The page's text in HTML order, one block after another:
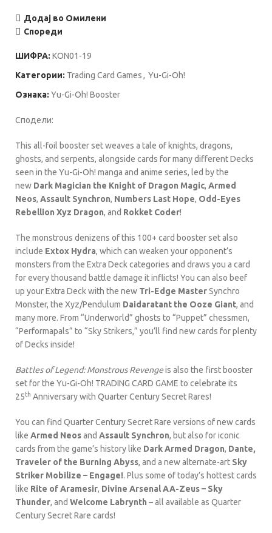
Додај во Омилени
Спореди
ШИФРА: KON01-19
Категории: Trading Card Games, Yu-Gi-Oh!
Ознака: Yu-Gi-Oh! Booster
Сподели:
This all-foil booster set weaves a tale of knights, dragons,
ghosts, and serpents, alongside cards for many different Decks
seen in the Yu-Gi-Oh! manga and anime series, led by the
new Dark Magician the Knight of Dragon Magic, Armed
Neos, Assault Synchron, Numbers Last Hope, Odd-Eyes
Rebellion Xyz Dragon, and Rokket Coder!
The monstrous denizens of this 100+ card booster set also
include Extox Hydra, which can weaken your opponent’s
monsters from the Extra Deck categories and draws you a card
for every thousand battle damage it inflicts! You can also beef
up your Extra Deck with the new Tri-Edge MasterSynchro
Monster, the Xyz/Pendulum Daidaratant the Ooze Giant, and
many more. From “Underworld” ghosts to “Puppet” chessmen,
“Performapals” to “Sky Strikers,” you’ll find new cards for plenty
of Decks inside!
Battles of Legend: Monstrous Revengeis also the first booster
set for the Yu-Gi-Oh! TRADING CARD GAME to celebrate its
25th Anniversary with Quarter Century Secret Rares!
You can find Quarter Century Secret Rare versions of new cards
like Armed Neosand Assault Synchron, but also for iconic
cards from the game’s history like Dark Armed Dragon, Dante,
Traveler of the Burning Abyss, and a new alternate-art Sky
Striker Mobilize – Engage!. Plus some of today’s hottest cards
like Rite of Aramesir, Divine Arsenal AA-Zeus – Sky
Thunder, and Welcome Labrynth – all available as Quarter
Century Secret Rare cards!